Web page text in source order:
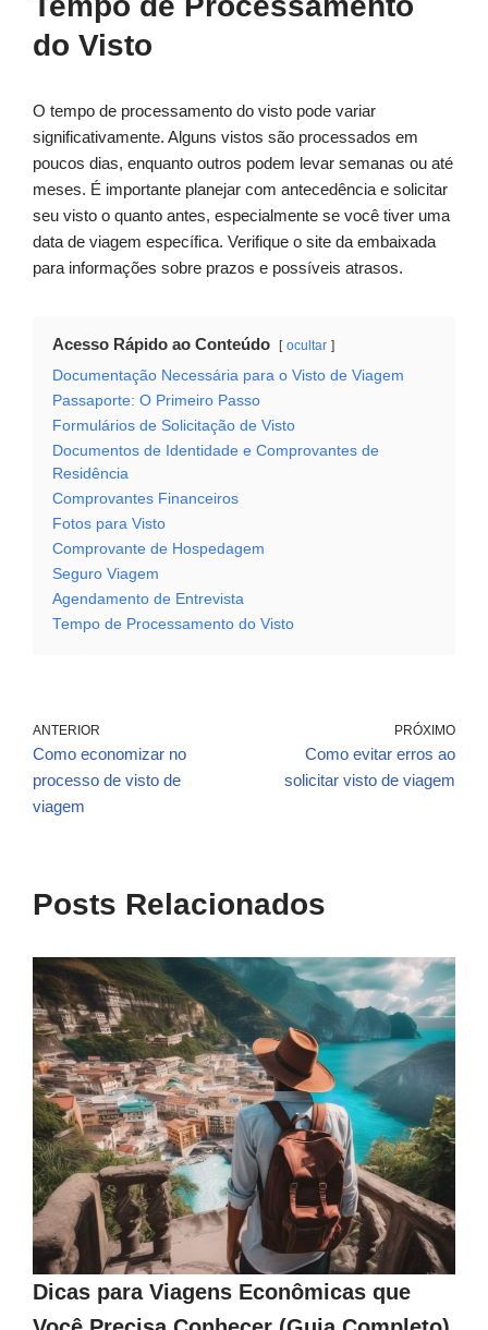
do Visto
O tempo de processamento do visto pode variar
significativamente. Alguns vistos são processados em
poucos dias, enquanto outros podem levar semanas ou até
meses. É importante planejar com antecedência e solicitar
seu visto o quanto antes, especialmente se você tiver uma
data de viagem específica. Verifique o site da embaixada
para informações sobre prazos e possíveis atrasos.
Acesso Rápido ao Conteúdo ocultar
Documentação Necessária para o Visto de Viagem
Passaporte: O Primeiro Passo
Formulários de Solicitação de Visto
Documentos de Identidade e Comprovantes de
Residência
Comprovantes Financeiros
Fotos para Visto
Comprovante de Hospedagem
Seguro Viagem
Agendamento de Entrevista
Tempo de Processamento do Visto
ANTERIOR
Como economizar no
processo de visto de
viagem
PRÓXIMO
Como evitar erros ao
solicitar visto de viagem
Posts Relacionados
Dicas para Viagens Econômicas que